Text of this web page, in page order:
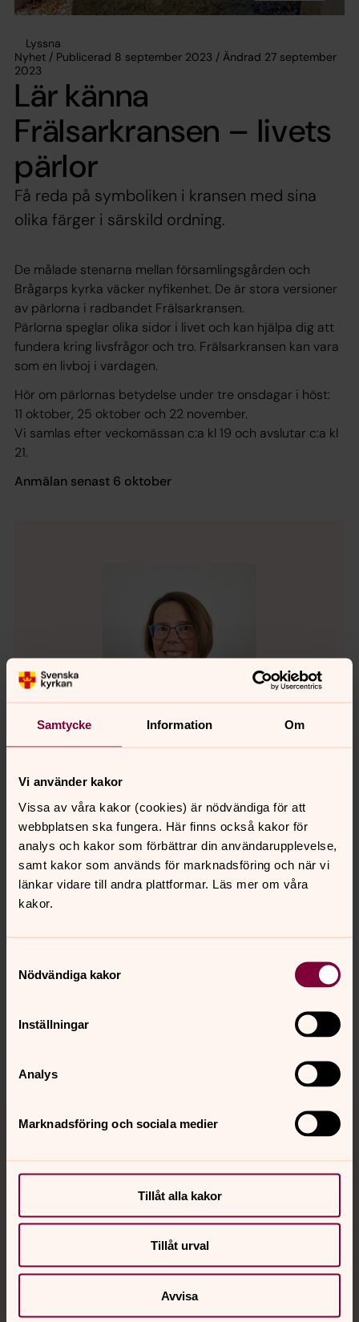
Samtycke Information Om
Vi använder kakor
Vissa av våra kakor (cookies) är nödvändiga för att
webbplatsen ska fungera. Här finns också kakor för
analys och kakor som förbättrar din användarupplevelse,
samt kakor som används för marknadsföring och när vi
länkar vidare till andra plattformar. Läs mer om våra
kakor.
Nödvändiga kakor
Inställningar
Analys
Marknadsföring och sociala medier
Tillåt alla kakor
Tillåt urval
Avvisa
Lyssna
Nyhet / Publicerad 8 september 2023 / Ändrad 27 september
2023
Lär känna
Frälsarkransen – livets
pärlor
Få reda på symboliken i kransen med sina
olika färger i särskild ordning.
De målade stenarna mellan församlingsgården och
Brågarps kyrka väcker nyfikenhet. De är stora versioner
av pärlorna i radbandet Frälsarkransen.
Pärlorna speglar olika sidor i livet och kan hjälpa dig att
fundera kring livsfrågor och tro. Frälsarkransen kan vara
som en livboj i vardagen.
Hör om pärlornas betydelse under tre onsdagar i höst:
11 oktober, 25 oktober och 22 november.
Vi samlas efter veckomässan c:a kl 19 och avslutar c:a kl
21.
Anmälan senast 6 oktober
Ildiko Holm
Präst, S:t Staffans församling
Direkt: 046-274 25 22Mobil:0704-21 25 22
E-post: ildiko.holm@svenskakyrkan.se
Synpunkter eller frågor på sidans
sanktstaffans.forsamling@svenskakyrkan.se
Hitta snabbt